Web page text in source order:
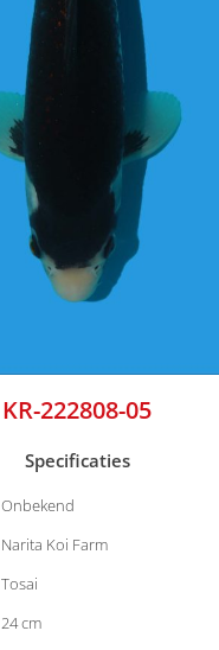
KR-222808-05
Specificaties
Onbekend
Narita Koi Farm
Tosai
24 cm